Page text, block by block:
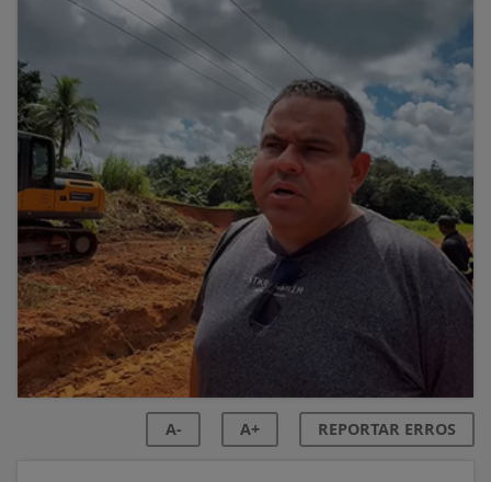
A- A+ REPORTAR ERROS